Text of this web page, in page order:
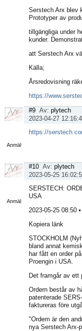
Serstech Arx blev
Prototyper av
tillgängliga under
kunder.
att Serstech Arx
Källa;
Årsredovisning
https://
Anmäl
#9 Av: plytech
2023-04-27
https://
Anmäl
#10 Av: plytech
2023-05-25
SERSTECH:
USA
2023-05-25 08:50
Kopiera länk
STOCKHOLM
bland annat
har fått en order
Proengin i USA.
Det framgår av ett
Ordern består av
patenterade
faktureras före
"Ordern är den
nya Serstech Arx-